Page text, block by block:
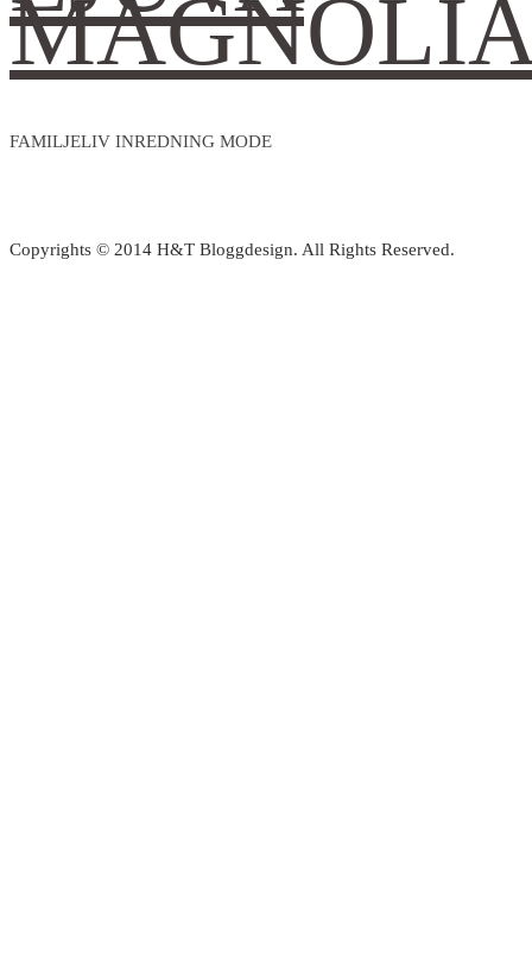
FAMILJELIV INREDNING MODE
Copyrights © 2014 H&T Bloggdesign. All Rights Reserved.